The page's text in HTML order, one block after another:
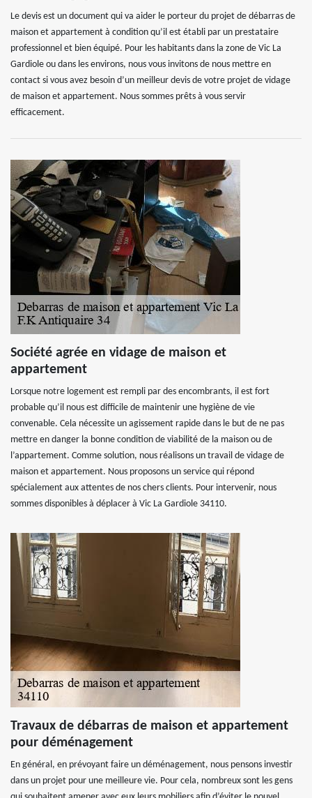
Le devis est un document qui va aider le porteur du projet de débarras de
maison et appartement à condition qu’il est établi par un prestataire
professionnel et bien équipé. Pour les habitants dans la zone de Vic La
Gardiole ou dans les environs, nous vous invitons de nous mettre en
contact si vous avez besoin d’un meilleur devis de votre projet de vidage
de maison et appartement. Nous sommes prêts à vous servir
efficacement.
Société agrée en vidage de maison et
appartement
Lorsque notre logement est rempli par des encombrants, il est fort
probable qu’il nous est difficile de maintenir une hygiène de vie
convenable. Cela nécessite un agissement rapide dans le but de ne pas
mettre en danger la bonne condition de viabilité de la maison ou de
l’appartement. Comme solution, nous réalisons un travail de vidage de
maison et appartement. Nous proposons un service qui répond
spécialement aux attentes de nos chers clients. Pour intervenir, nous
sommes disponibles à déplacer à Vic La Gardiole 34110.
Travaux de débarras de maison et appartement
pour déménagement
En général, en prévoyant faire un déménagement, nous pensons investir
dans un projet pour une meilleure vie. Pour cela, nombreux sont les gens